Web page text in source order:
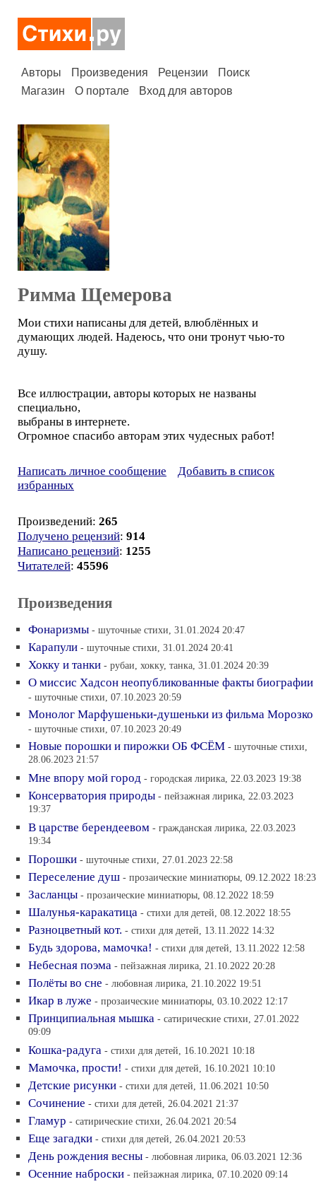
Авторы Произведения Рецензии
Поиск
Магазин
О портале Вход для авторов
Римма Щемерова
Мои стихи написаны для детей, влюблённых и
думающих людей. Надеюсь, что они тронут чью-то
душу.
Все иллюстрации, авторы которых не названы
специально,
выбраны в интернете.
Огромное спасибо авторам этих чудесных работ!
Написать личное сообщение
Добавить в список
избранных
Произведений: 265
Получено рецензий: 914
Написано рецензий: 1255
Читателей: 45596
Произведения
Фонаризмы - шуточные стихи, 31.01.2024 20:47
Карапули - шуточные стихи, 31.01.2024 20:41
Хокку и танки - рубаи, хокку, танка, 31.01.2024 20:39
О миссис Хадсон неопубликованные факты биографии
- шуточные стихи, 07.10.2023 20:59
Монолог Марфушеньки-душеньки из фильма Морозко
- шуточные стихи, 07.10.2023 20:49
Новые порошки и пирожки ОБ ФСЁМ - шуточные стихи,
28.06.2023 21:57
Мне впору мой город - городская лирика, 22.03.2023 19:38
Консерватория природы - пейзажная лирика, 22.03.2023
19:37
В царстве берендеевом - гражданская лирика, 22.03.2023
19:34
Порошки - шуточные стихи, 27.01.2023 22:58
Переселение душ - прозаические миниатюры, 09.12.2022 18:23
Засланцы - прозаические миниатюры, 08.12.2022 18:59
Шалунья-каракатица - стихи для детей, 08.12.2022 18:55
Разноцветный кот. - стихи для детей, 13.11.2022 14:32
Будь здорова, мамочка! - стихи для детей, 13.11.2022 12:58
Небесная поэма - пейзажная лирика, 21.10.2022 20:28
Полёты во сне - любовная лирика, 21.10.2022 19:51
Икар в луже - прозаические миниатюры, 03.10.2022 12:17
Принципиальная мышка - сатирические стихи, 27.01.2022
09:09
Кошка-радуга - стихи для детей, 16.10.2021 10:18
Мамочка, прости! - стихи для детей, 16.10.2021 10:10
Детские рисунки - стихи для детей, 11.06.2021 10:50
Сочинение - стихи для детей, 26.04.2021 21:37
Гламур - сатирические стихи, 26.04.2021 20:54
Еще загадки - стихи для детей, 26.04.2021 20:53
День рождения весны - любовная лирика, 06.03.2021 12:36
Осенние наброски - пейзажная лирика, 07.10.2020 09:14